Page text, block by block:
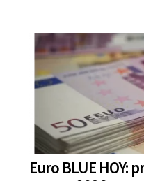
Euro BLUE HOY: